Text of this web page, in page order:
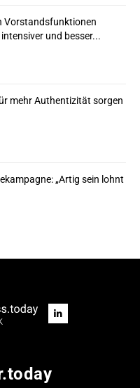
Vorstandsfunktionen
und besser...
mehr Authentizität sorgen
„Artig sein lohnt